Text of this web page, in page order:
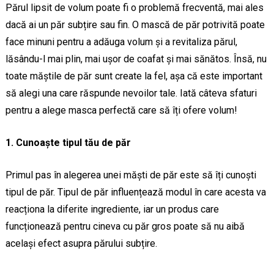
Părul lipsit de volum poate fi o problemă frecventă, mai ales
dacă ai un păr subțire sau fin. O mască de păr potrivită poate
face minuni pentru a adăuga volum și a revitaliza părul,
lăsându-l mai plin, mai ușor de coafat și mai sănătos. Însă, nu
toate măștile de păr sunt create la fel, așa că este important
să alegi una care răspunde nevoilor tale. Iată câteva sfaturi
pentru a alege masca perfectă care să îți ofere volum!
1. Cunoaște tipul tău de păr
Primul pas în alegerea unei măști de păr este să îți cunoști
tipul de păr. Tipul de păr influențează modul în care acesta va
reacționa la diferite ingrediente, iar un produs care
funcționează pentru cineva cu păr gros poate să nu aibă
același efect asupra părului subțire.